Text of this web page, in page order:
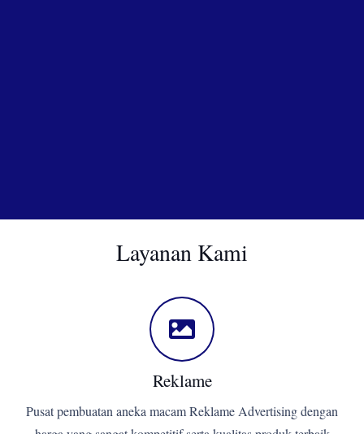
Layanan Kami
Reklame
Pusat pembuatan aneka macam Reklame Advertising dengan